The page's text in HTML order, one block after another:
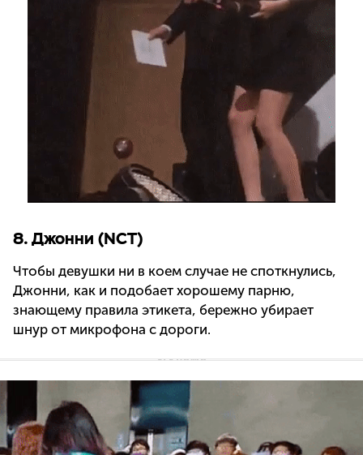
8. Джонни (NCT)
Чтобы девушки ни в коем случае не споткнулись,
Джонни, как и подобает хорошему парню,
знающему правила этикета, бережно убирает
шнур от микрофона с дороги.